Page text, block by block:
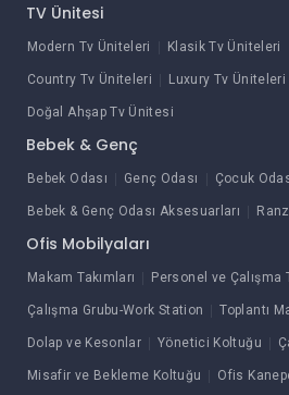
TV Ünitesi
Modern Tv Üniteleri Klasik Tv Üniteleri
Country Tv Üniteleri Luxury Tv Üniteleri
Doğal Ahşap Tv Ünitesi
Bebek & Genç
Bebek Odası Genç Odası Çocuk
Bebek & Genç Odası Aksesuarları
Ofis Mobilyaları
Makam Takımları Personel ve Çalışma
Çalışma Grubu-Work Station Toplantı
Dolap ve Kesonlar Yönetici Koltuğu
Misafir ve Bekleme Koltuğu Ofis